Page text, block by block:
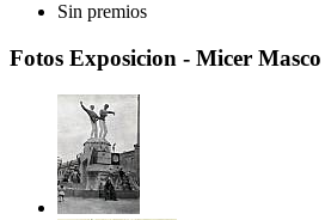
Sin premios
Fotos Exposicion - Micer